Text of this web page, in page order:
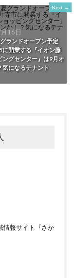
Next
16日
グランドオープン予定
開業する『イオン藤
ングセンター』は9月オ
気になるテナント
情報サイト『さか